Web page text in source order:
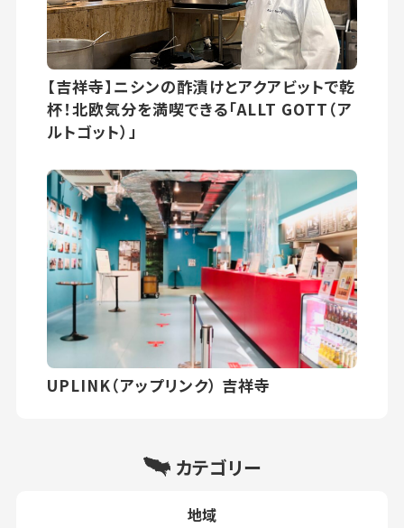
【吉祥寺】ニシンの酢漬けとアクアビットで乾
杯！北欧気分を満喫できる「ALLT GOTT（ア
ルトゴット）」
UPLINK（アップリンク） 吉祥寺
カテゴリー
地域